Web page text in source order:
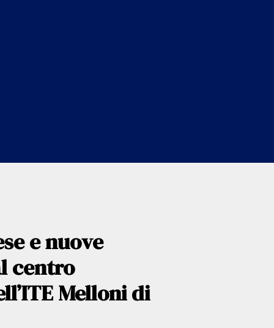
e nuove
centro
Melloni di